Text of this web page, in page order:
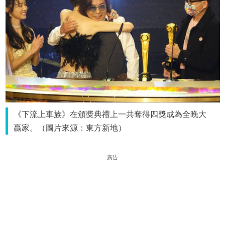
《下流上車族》在頒獎典禮上一共奪得四獎成為全晚大
贏家。（圖片來源：東方新地）
廣告